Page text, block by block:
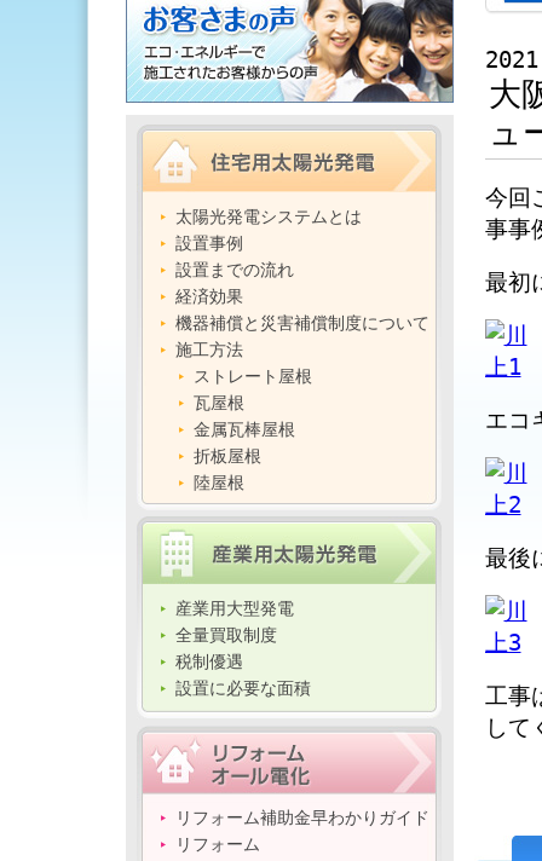
太陽光発電システムとは
設置事例
設置までの流れ
経済効果
機器補償と災害補償制度について
施工方法
ストレート屋根
瓦屋根
金属瓦棒屋根
折板屋根
陸屋根
産業用大型発電
全量買取制度
税制優遇
設置に必要な面積
リフォーム補助金早わかりガイド
リフォーム
大
ュ
今回
事事
最初
エコ
最後
工事
して